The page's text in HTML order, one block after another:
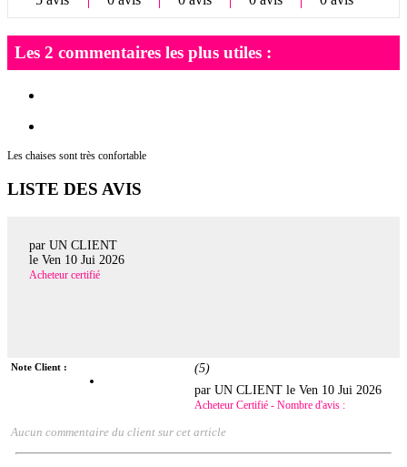
Les 2 commentaires les plus utiles :
Les chaises sont très confortable
LISTE DES AVIS
par UN CLIENT
le Ven 10 Jui 2026
Acheteur certifié
Note Client : (5)
par UN CLIENT leVen 10 Jui 2026
Acheteur Certifié - Nombre d'avis :
Aucun commentaire du client sur cet article